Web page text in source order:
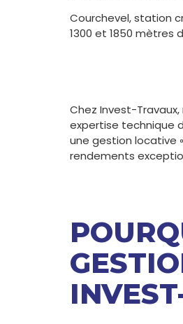
Courchevel, station
1300 et 1850 mètres
Chez Invest-
expertise technique
une gestion locative
rendements